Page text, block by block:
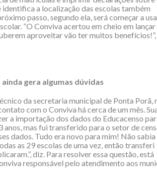
a localização das escolas também
passo, segundo ela, será começar a
“O Conviva acertou em cheio em lançar
aproveitar vão ter muitos benefícios!”,
gera algumas dúvidas
da secretaria municipal de Ponta Porã,
com o Conviva há cerca de um mês.
a importação dos dados do Educacenso
anos, mas fui transferido para o setor de
dados. Tudo era novo para mim! Não sabia
as 29 escolas de uma vez, então transferi
diz. Para resolver essa questão, está
responsável pelo atendimento aos